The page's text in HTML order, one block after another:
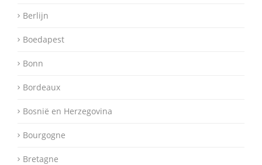
Berlijn
Boedapest
Bonn
Bordeaux
Bosnië en Herzegovina
Bourgogne
Bretagne